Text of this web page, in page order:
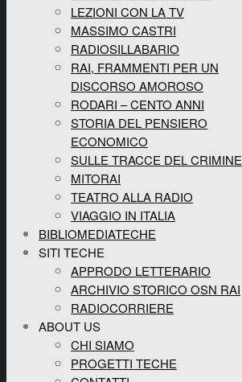
LEZIONI CON LA TV
MASSIMO CASTRI
RADIOSILLABARIO
RAI, FRAMMENTI PER UN
DISCORSO AMOROSO
RODARI – CENTO ANNI
STORIA DEL PENSIERO
ECONOMICO
SULLE TRACCE DEL CRIMINE
MITORAI
TEATRO ALLA RADIO
VIAGGIO IN ITALIA
BIBLIOMEDIATECHE
SITI TECHE
APPRODO LETTERARIO
ARCHIVIO STORICO OSN RAI
RADIOCORRIERE
ABOUT US
CHI SIAMO
PROGETTI TECHE